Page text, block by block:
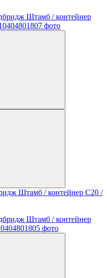
Штамб / контейнер C20 /